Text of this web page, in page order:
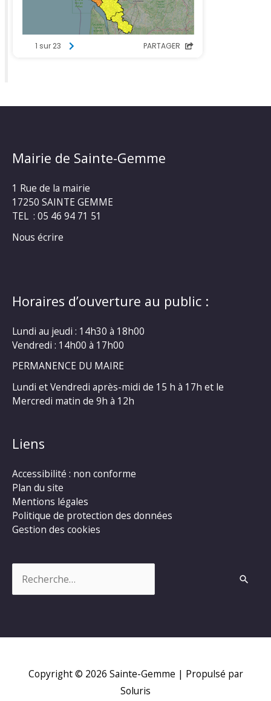
Mairie de Sainte-Gemme
1 Rue de la mairie
17250 SAINTE GEMME
TEL : 05 46 94 71 51
Nous écrire
Horaires d’ouverture au public :
Lundi au jeudi : 14h30 à 18h00
Vendredi : 14h00 à 17h00
PERMANENCE DU MAIRE
Lundi et Vendredi après-midi de 15 h à 17h et le
Mercredi matin de 9h à 12h
Liens
Accessibilité : non conforme
Plan du site
Mentions légales
Politique de protection des données
Gestion des cookies
Copyright © 2026 Sainte-Gemme | Propulsé par
Soluris